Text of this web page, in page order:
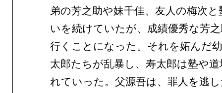
弟の芳之助や妹千佳、友人の梅次と
いを続けていたが、成績優秀な芳
行くことになった。それを妬んだ
太郎たちが乱暴し、寿太郎は塾や
れていった。父源吾は、罪人を逃